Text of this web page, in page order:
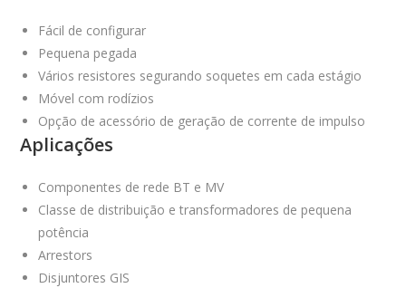
Fácil de configurar
Pequena pegada
Vários resistores segurando soquetes em cada estágio
Móvel com rodízios
Opção de acessório de geração de corrente de impulso
Aplicações
Componentes de rede BT e MV
Classe de distribuição e transformadores de pequena
potência
Arrestors
Disjuntores GIS